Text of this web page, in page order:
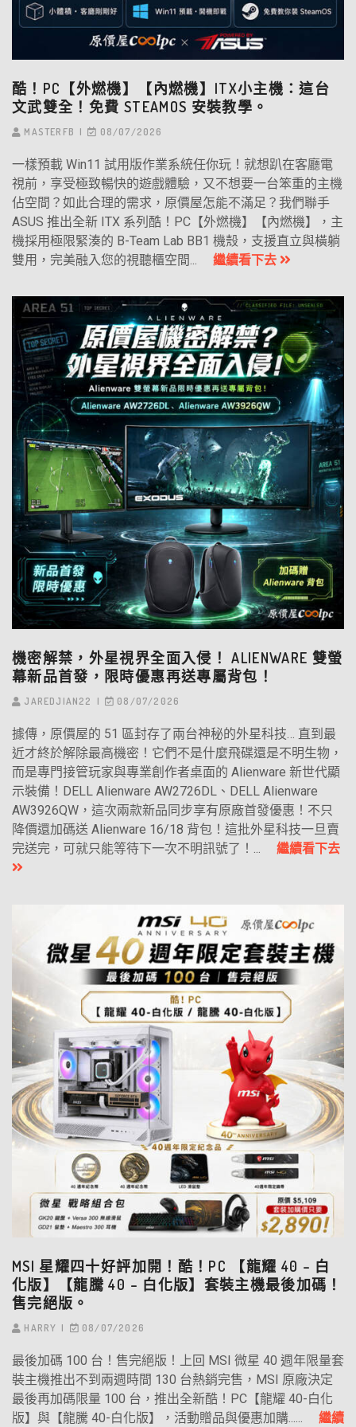
酷！PC【外燃機】【內燃機】ITX小主機：這台
文武雙全！免費 STEAMOS 安裝教學。
MASTERFB 08/07/2026
一樣預載 Win11 試用版作業系統任你玩！就想趴在客廳電
視前，享受極致暢快的遊戲體驗，又不想要一台笨重的主機
佔空間？如此合理的需求，原價屋怎能不滿足？我們聯手
ASUS 推出全新 ITX 系列酷！PC【外燃機】【內燃機】，主
機採用極限緊湊的 B-Team Lab BB1 機殼，支援直立與橫躺
雙用，完美融入您的視聽櫃空間... 繼續看下去
機密解禁，外星視界全面入侵！ ALIENWARE 雙螢
幕新品首發，限時優惠再送專屬背包！
JAREDJIAN22 08/07/2026
據傳，原價屋的 51 區封存了兩台神秘的外星科技… 直到最
近才終於解除最高機密！它們不是什麼飛碟還是不明生物，
而是專門接管玩家與專業創作者桌面的 Alienware 新世代顯
示裝備！DELL Alienware AW2726DL、DELL Alienware
AW3926QW，這次兩款新品同步享有原廠首發優惠！不只
降價還加碼送 Alienware 16/18 背包！這批外星科技一旦賣
完送完，可就只能等待下一次不明訊號了！... 繼續看下去
MSI 星耀四十好評加開！酷！PC 【龍耀 40 – 白
化版】【龍騰 40 – 白化版】套裝主機最後加碼！
售完絕版。
HARRY 08/07/2026
最後加碼 100 台！售完絕版！上回 MSI 微星 40 週年限量套
裝主機推出不到兩週時間 130 台熱銷完售，MSI 原廠決定
最後再加碼限量 100 台，推出全新酷！PC【龍耀 40-白化
版】與【龍騰 40-白化版】，活動贈品與優惠加購...... 繼續